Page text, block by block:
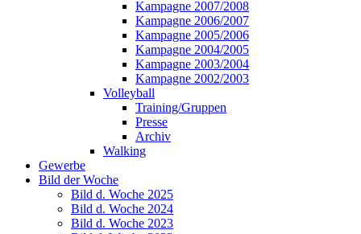
Kampagne 2007/2008
Kampagne 2006/2007
Kampagne 2005/2006
Kampagne 2004/2005
Kampagne 2003/2004
Kampagne 2002/2003
Volleyball
Training/Gruppen
Presse
Archiv
Walking
Gewerbe
Bild der Woche
Bild d. Woche 2025
Bild d. Woche 2024
Bild d. Woche 2023